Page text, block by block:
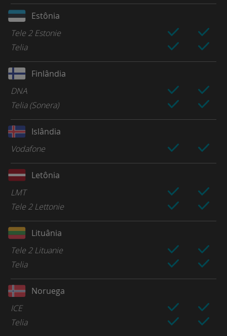
Estônia
Tele 2 Estonie
Telia
Finlândia
DNA
Telia (Sonera)
Islândia
Vodafone
Letônia
LMT
Tele 2 Lettonie
Lituânia
Tele 2 Lituanie
Telia
Noruega
ICE
Telia